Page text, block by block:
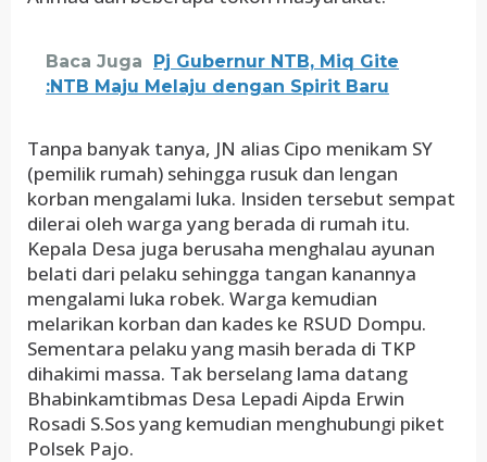
Baca Juga
Pj Gubernur NTB, Miq Gite
:NTB Maju Melaju dengan Spirit Baru
Tanpa banyak tanya, JN alias Cipo menikam SY
(pemilik rumah) sehingga rusuk dan lengan
korban mengalami luka. Insiden tersebut sempat
dilerai oleh warga yang berada di rumah itu.
Kepala Desa juga berusaha menghalau ayunan
belati dari pelaku sehingga tangan kanannya
mengalami luka robek. Warga kemudian
melarikan korban dan kades ke RSUD Dompu.
Sementara pelaku yang masih berada di TKP
dihakimi massa. Tak berselang lama datang
Bhabinkamtibmas Desa Lepadi Aipda Erwin
Rosadi S.Sos yang kemudian menghubungi piket
Polsek Pajo.